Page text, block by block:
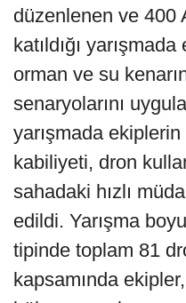
düzenlenen ve 400
katıldığı
orman ve su
senaryolarını
yarışmada
kabiliyeti, dron
sahadaki hızlı
edildi. Yarışma
tipinde toplam 81
kapsamında